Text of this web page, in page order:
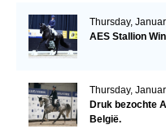
Thursday,
AES Stallion
Thursday,
Druk bezochte
België.